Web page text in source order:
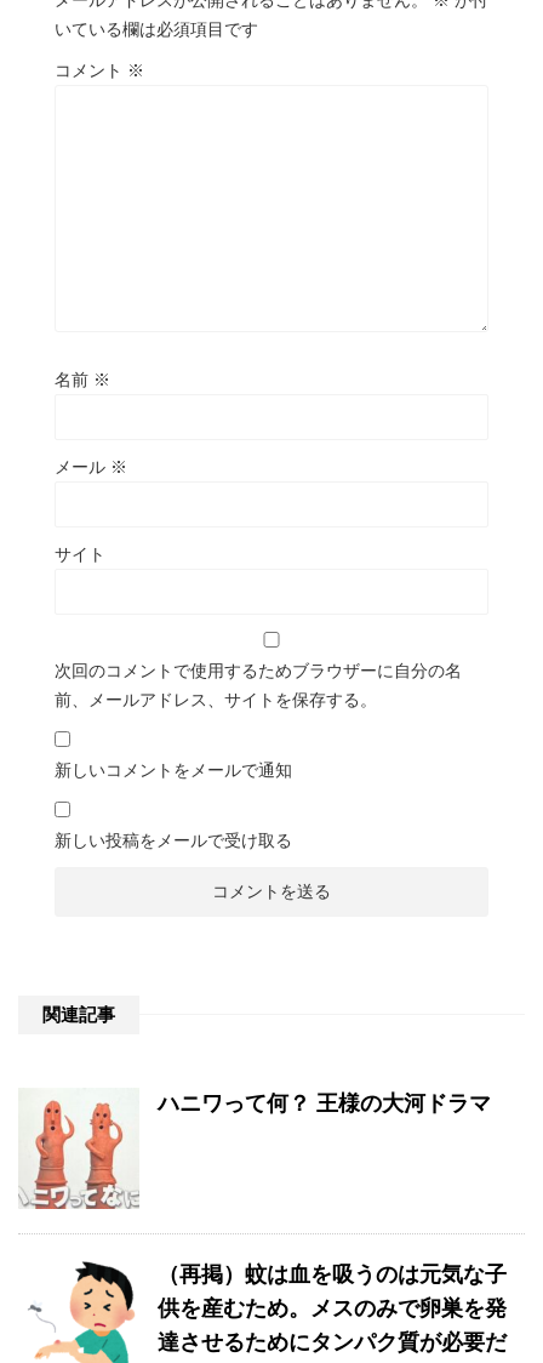
いている欄は必須項目です
コメント ※
名前 ※
メール ※
サイト
次回のコメントで使用するためブラウザーに自分の名
前、メールアドレス、サイトを保存する。
新しいコメントをメールで通知
新しい投稿をメールで受け取る
関連記事
ハニワって何？ 王様の大河ドラマ
（再掲）蚊は血を吸うのは元気な子
供を産むため。メスのみで卵巣を発
達させるためにタンパク質が必要だ